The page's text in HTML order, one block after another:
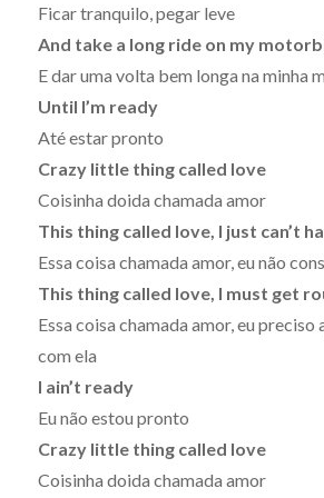
Ficar tranquilo, pegar leve
And take a long ride on my
E dar uma volta bem longa na minha
Until I’m ready
Até estar pronto
Crazy little thing called love
Coisinha doida chamada amor
This thing called love, I just can’t
Essa coisa chamada amor, eu não
This thing called love, I must get
Essa coisa chamada amor, eu preciso
com ela
I ain’t ready
Eu não estou pronto
Crazy little thing called love
Coisinha doida chamada amor